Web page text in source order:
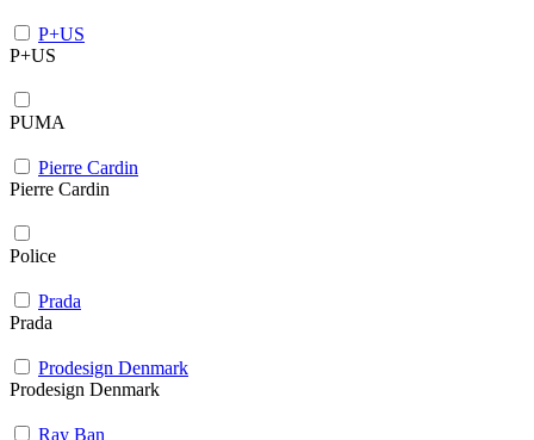
P+US
P+US
PUMA
Pierre Cardin
Pierre Cardin
Police
Prada
Prada
Prodesign Denmark
Prodesign Denmark
Ray Ban